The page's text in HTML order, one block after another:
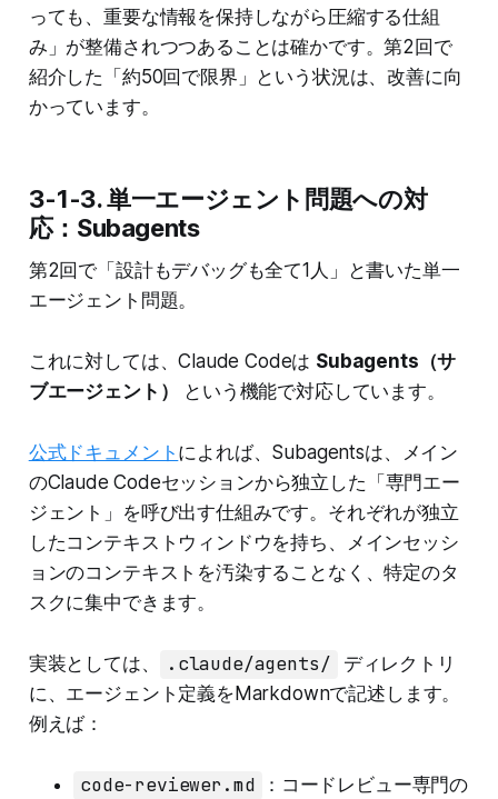
っても、重要な情報を保持しながら圧縮する仕組
み」が整備されつつあることは確かです。第2回で
紹介した「約50回で限界」という状況は、改善に向
かっています。
3-1-3. 単一エージェント問題への対
応：Subagents
第2回で「設計もデバッグも全て1人」と書いた単一
エージェント問題。
これに対しては、Claude Codeは Subagents（サ
ブエージェント）
という機能で対応しています。
公式ドキュメント によれば、Subagentsは、メイン
のClaude Codeセッションから独立した「専門エー
ジェント」を呼び出す仕組みです。それぞれが独立
したコンテキストウィンドウを持ち、メインセッシ
ョンのコンテキストを汚染することなく、特定のタ
スクに集中できます。
実装としては、 .claude/agents/
ディレクトリ
に、エージェント定義をMarkdownで記述します。
例えば：
code-reviewer.md
：コードレビュー専門の